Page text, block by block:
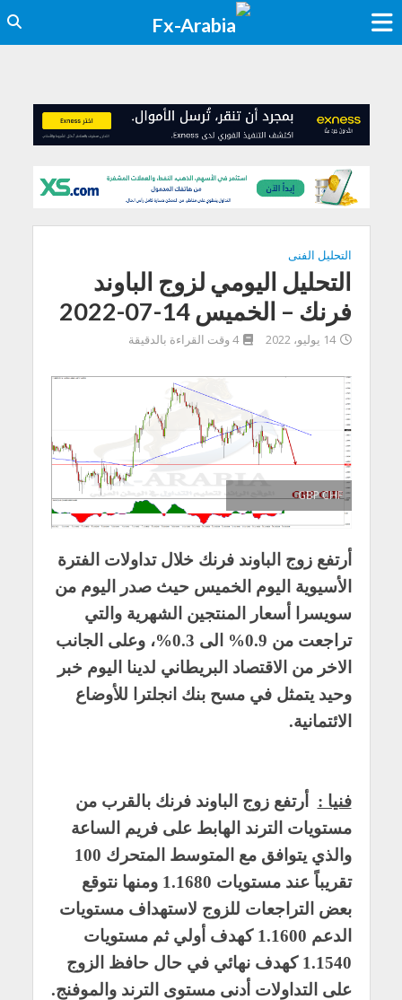
التحليل الفنى
التحليل اليومي لزوج الباوند
فرنك – الخميس 14-07-2022
14 يوليو، 2022 4 وقت القراءة بالدقيقة
GBP CHF
أرتفع زوج الباوند فرنك خلال تداولات الفترة
الأسيوية اليوم الخميس حيث صدر اليوم من
سويسرا أسعار المنتجين الشهرية والتي
تراجعت من 0.9% الى 0.3%، وعلى الجانب
الاخر من الاقتصاد البريطاني لدينا اليوم خبر
وحيد يتمثل في مسح بنك انجلترا للأوضاع
الائتمانية.
فنيا : أرتفع زوج الباوند فرنك بالقرب من
مستويات الترند الهابط على فريم الساعة
والذي يتوافق مع المتوسط المتحرك 100
تقريباً عند مستويات 1.1680 ومنها نتوقع
بعض التراجعات للزوج لاستهداف مستويات
الدعم 1.1600 كهدف أولي ثم مستويات
1.1540 كهدف نهائي في حال حافظ الزوج
على التداولات أدنى مستوى الترند والموفنج.